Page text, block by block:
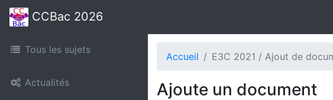
CCBac 2026
Tous les sujets
Actualités
Accueil E3C 2021 / Ajout de
Ajoute un document